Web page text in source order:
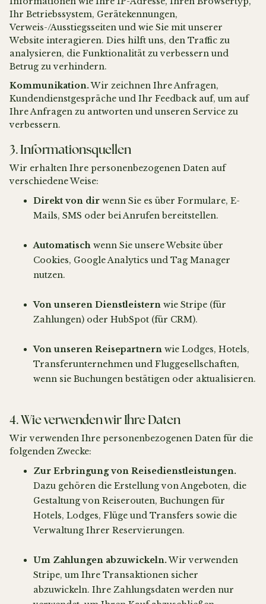
Ihr Betriebssystem, Gerätekennungen,
Verweis-/Ausstiegsseiten und wie Sie mit unserer
Website interagieren. Dies hilft uns, den Traffic zu
analysieren, die Funktionalität zu verbessern und
Betrug zu verhindern.
Kommunikation.Wir zeichnen Ihre Anfragen,
Kundendienstgespräche und Ihr Feedback auf, um auf
Ihre Anfragen zu antworten und unseren Service zu
verbessern.
3. Informationsquellen
Wir erhalten Ihre personenbezogenen Daten auf
verschiedene Weise:
Direkt von dir wenn Sie es über Formulare, E-
Mails, SMS oder bei Anrufen bereitstellen.
Automatisch wenn Sie unsere Website über
Cookies, Google Analytics und Tag Manager
nutzen.
Von unseren Dienstleistern wie Stripe (für
Zahlungen) oder HubSpot (für CRM).
Von unseren Reisepartnern wie Lodges, Hotels,
Transferunternehmen und Fluggesellschaften,
wenn sie Buchungen bestätigen oder aktualisieren.
4. Wie verwenden wir Ihre Daten
Wir verwenden Ihre personenbezogenen Daten für die
folgenden Zwecke:
Zur Erbringung von Reisedienstleistungen.
Dazu gehören die Erstellung von Angeboten, die
Gestaltung von Reiserouten, Buchungen für
Hotels, Lodges, Flüge und Transfers sowie die
Verwaltung Ihrer Reservierungen.
Um Zahlungen abzuwickeln.Wir verwenden
Stripe, um Ihre Transaktionen sicher
abzuwickeln. Ihre Zahlungsdaten werden nur